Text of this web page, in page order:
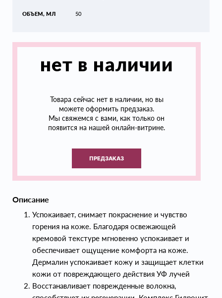
ОБЪЕМ, МЛ 50
нет в наличии
Товара сейчас нет в наличии, но вы
можете оформить предзаказ.
Мы свяжемся с вами, как только он
появится на нашей онлайн-витрине.
ПРЕДЗАКАЗ
Описание
Успокаивает, снимает покраснение и чувство
горения на коже. Благодаря освежающей
кремовой текстуре мгновенно успокаивает и
обеспечивает ощущение комфорта на коже.
Дермалин успокаивает кожу и защищает клетки
кожи от повреждающего действия УФ лучей
Восстанавливает поврежденные волокна,